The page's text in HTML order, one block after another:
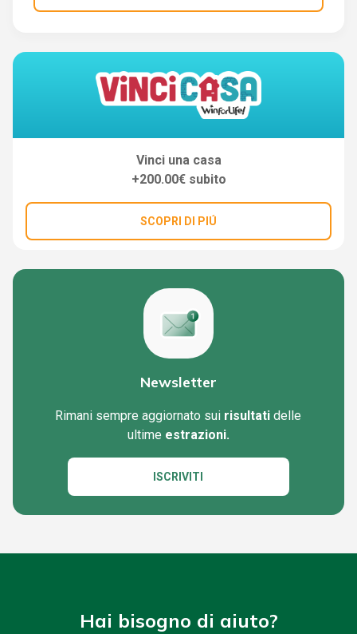
Vinci una casa
+200.00€ subito
SCOPRI DI PIÚ
Newsletter
Rimani sempre aggiornato sui risultati delle
ultime estrazioni.
ISCRIVITI
Hai bisogno di aiuto?